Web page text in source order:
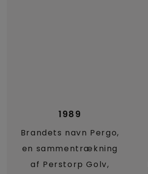
1989
Brandets navn Pergo,
en sammentrækning
af Perstorp Golv,